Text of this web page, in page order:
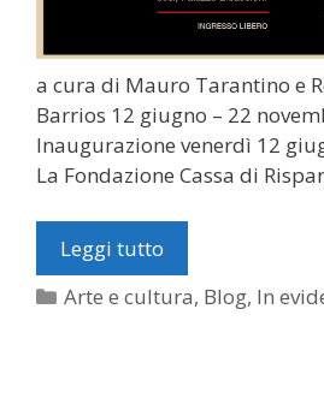
a cura di Mauro Tarantino e
Barrios 12 giugno – 22
Inaugurazione venerdì 12
La Fondazione Cassa di
Leggi tutto
Categorie
Arte e cultura, Blog, In